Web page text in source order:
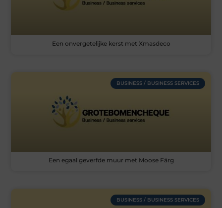
Een onvergetelijke kerst met Xmasdeco
BUSINESS / BUSINESS SERVICES
Een egaal geverfde muur met Moose Färg
BUSINESS / BUSINESS SERVICES